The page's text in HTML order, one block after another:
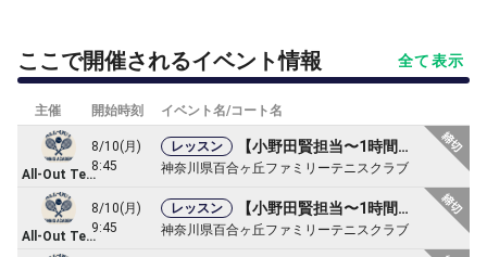
ここで開催されるイベント情報 全て表示
主催 開始時刻 イベント名/コート名
All-Out Tennis Academy
8/10(月)
8:45
レッスン 【小野田賢担当〜1時間集中レッスン〜】初中級
神奈川県百合ヶ丘ファミリーテニスクラブ
All-Out Tennis Academy
8/10(月)
9:45
レッスン 【小野田賢担当〜1時間集中レッスン〜】中上級
神奈川県百合ヶ丘ファミリーテニスクラブ